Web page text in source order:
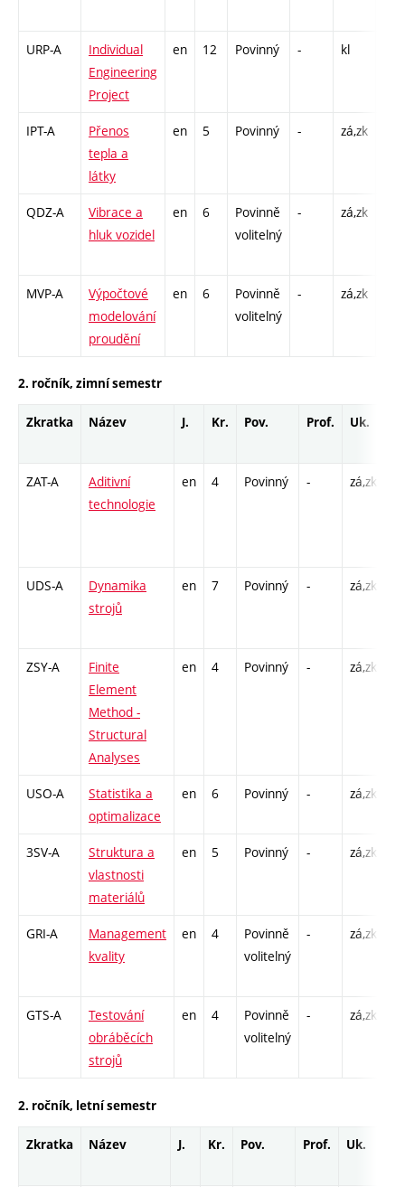
URP-A
Individual
Engineering
Project
en 12 Povinný - kl
IPT-A
Přenos
tepla a
látky
en 5 Povinný - zá,zk
QDZ-A
Vibrace a
hluk vozidel
en 6
Povinně
volitelný
- zá,zk
MVP-A
Výpočtové
modelování
proudění
en 6
Povinně
volitelný
- zá,zk
2. ročník, zimní semestr
Zkratka Název J. Kr. Pov. Prof. Uk.
ZAT-A
Aditivní
technologie
en 4 Povinný - zá,zk
UDS-A
Dynamika
strojů
en 7 Povinný - zá,zk
ZSY-A
Finite
Element
Method -
Structural
Analyses
en 4 Povinný - zá,zk
USO-A
Statistika a
optimalizace
en 6 Povinný - zá,zk
3SV-A
Struktura a
vlastnosti
materiálů
en 5 Povinný - zá,zk
GRI-A
Management
kvality
en 4
Povinně
volitelný
- zá,zk
GTS-A
Testování
obráběcích
strojů
en 4
Povinně
volitelný
- zá,zk
2. ročník, letní semestr
Zkratka Název J. Kr. Pov. Prof. Uk.